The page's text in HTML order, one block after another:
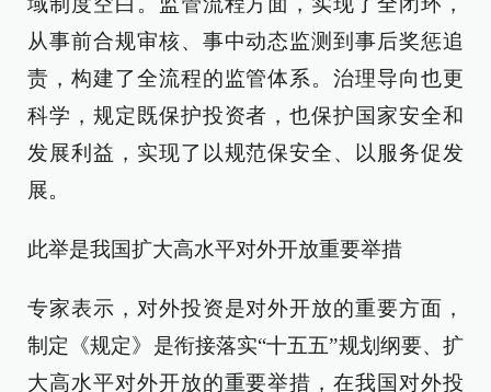
从事前合规审核、事中动态监测到事后奖惩追
责，构建了全流程的监管体系。治理导向也更
科学，规定既保护投资者，也保护国家安全和
发展利益，实现了以规范保安全、以服务促发
展。
此举是我国扩大高水平对外开放重要举措
专家表示，对外投资是对外开放的重要方面，
制定《规定》是衔接落实“十五五”规划纲要、扩
大高水平对外开放的重要举措，在我国对外投